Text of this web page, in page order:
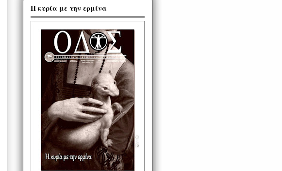
Η κυρία με την ερμίνα